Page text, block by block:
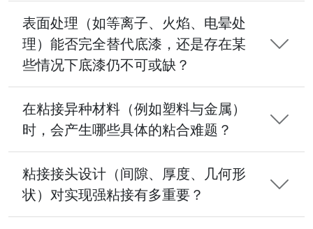
表面处理（如等离子、火焰、电晕处
理）能否完全替代底漆，还是存在某
些情况下底漆仍不可或缺？
在粘接异种材料（例如塑料与金属）
时，会产生哪些具体的粘合难题？
粘接接头设计（间隙、厚度、几何形
状）对实现强粘接有多重要？